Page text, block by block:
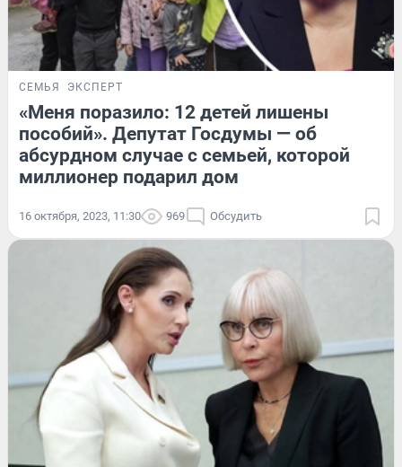
СЕМЬЯ ЭКСПЕРТ
«Меня поразило: 12 детей лишены
пособий». Депутат Госдумы — об
абсурдном случае с семьей, которой
миллионер подарил дом
16 октября, 2023, 11:30 969 Обсудить